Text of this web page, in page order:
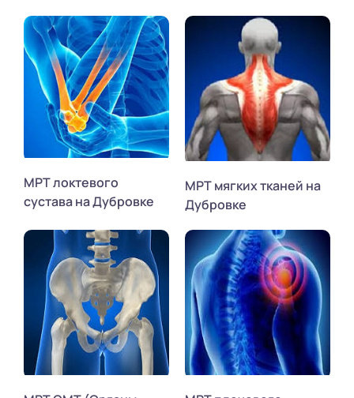
МРТ локтевого
сустава на Дубровке
МРТ мягких тканей на
Дубровке